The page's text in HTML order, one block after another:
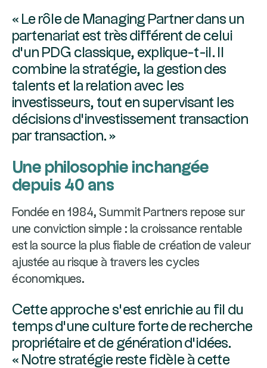
« Le rôle de Managing Partner dans un
partenariat est très différent de celui
d’un PDG classique, explique-t-il. Il
combine la stratégie, la gestion des
talents et la relation avec les
investisseurs, tout en supervisant les
décisions d’investissement transaction
par transaction. »
Une philosophie inchangée
depuis 40 ans
Fondée en 1984, Summit Partners repose sur
une conviction simple : la croissance rentable
est la source la plus fiable de création de valeur
ajustée au risque à travers les cycles
économiques.
Cette approche s’est enrichie au fil du
temps d’une culture forte de recherche
propriétaire et de génération d’idées.
« Notre stratégie reste fidèle à cette